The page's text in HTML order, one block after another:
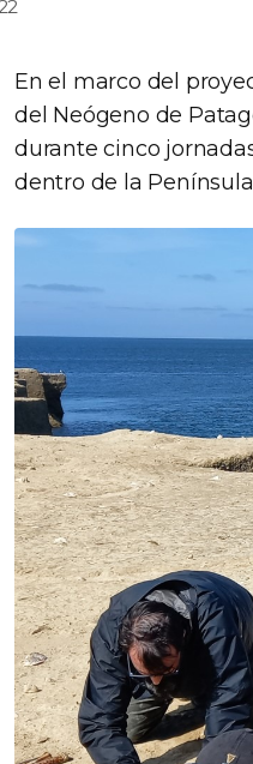
En el marco del
del Neógeno de
durante cinco
dentro de la